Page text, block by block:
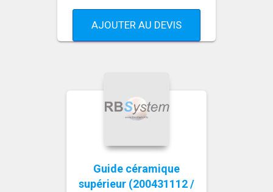
AJOUTER AU DEVIS
Guide céramique
supérieur (200431112 /